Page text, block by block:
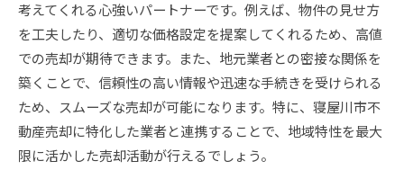
考えてくれる心強いパートナーです。例えば、物件の見せ方
を工夫したり、適切な価格設定を提案してくれるため、高値
での売却が期待できます。また、地元業者との密接な関係を
築くことで、信頼性の高い情報や迅速な手続きを受けられる
ため、スムーズな売却が可能になります。特に、寝屋川市不
動産売却に特化した業者と連携することで、地域特性を最大
限に活かした売却活動が行えるでしょう。